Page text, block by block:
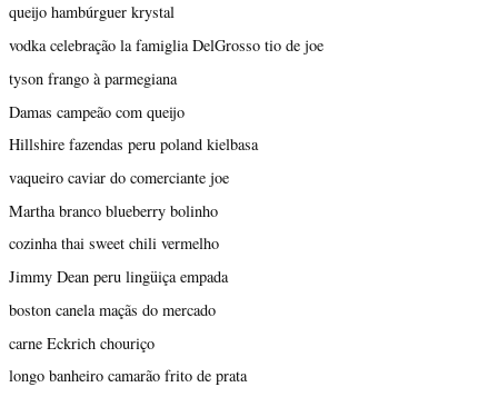
queijo hambúrguer krystal
vodka celebração la famiglia DelGrosso tio de joe
tyson frango à parmegiana
Damas campeão com queijo
Hillshire fazendas peru poland kielbasa
vaqueiro caviar do comerciante joe
Martha branco blueberry bolinho
cozinha thai sweet chili vermelho
Jimmy Dean peru lingüiça empada
boston canela maçãs do mercado
carne Eckrich chouriço
longo banheiro camarão frito de prata